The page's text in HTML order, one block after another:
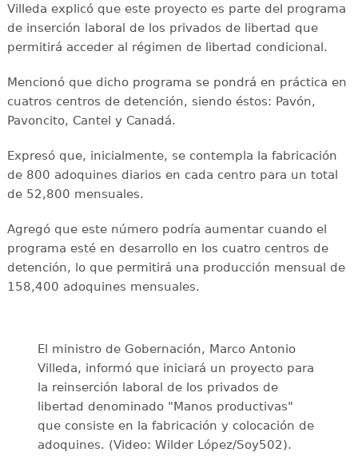
Villeda explicó que este proyecto es parte del programa
de inserción laboral de los privados de libertad que
permitirá acceder al régimen de libertad condicional.
Mencionó que dicho programa se pondrá en práctica en
cuatros centros de detención, siendo éstos: Pavón,
Pavoncito, Cantel y Canadá.
Expresó que, inicialmente, se contempla la fabricación
de 800 adoquines diarios en cada centro para un total
de 52,800 mensuales.
Agregó que este número podría aumentar cuando el
programa esté en desarrollo en los cuatro centros de
detención, lo que permitirá una producción mensual de
158,400 adoquines mensuales.
El ministro de Gobernación, Marco Antonio
Villeda, informó que iniciará un proyecto para
la reinserción laboral de los privados de
libertad denominado "Manos productivas"
que consiste en la fabricación y colocación de
adoquines. (Video: Wilder López/Soy502).